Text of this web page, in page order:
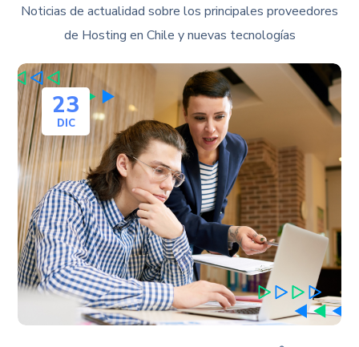
Noticias de actualidad sobre los principales proveedores
de Hosting en Chile y nuevas tecnologías
23
DIC